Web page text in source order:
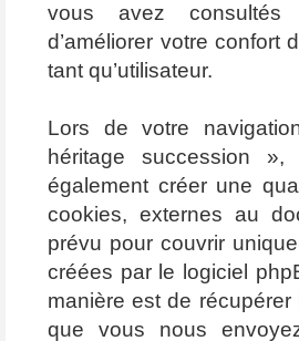
vous avez consultés
d’améliorer votre confort
tant qu’utilisateur.
Lors de votre
héritage succession »,
également créer une
cookies, externes au
prévu pour couvrir
créées par le logiciel
manière est de récupérer
que vous nous